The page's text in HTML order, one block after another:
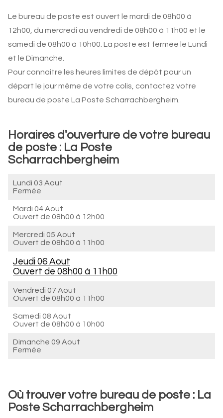
Le bureau de poste est ouvert le mardi de 08h00 à
12h00, du mercredi au vendredi de 08h00 à 11h00 et le
samedi de 08h00 à 10h00. La poste est fermée le Lundi
et le Dimanche.
Pour connaitre les heures limites de dépôt pour un
départ le jour même de votre colis, contactez votre
bureau de poste La Poste Scharrachbergheim.
Horaires d'ouverture de votre bureau
de poste : La Poste
Scharrachbergheim
Lundi 03 Aout
Fermée
Mardi 04 Aout
Ouvert de 08h00 à 12h00
Mercredi 05 Aout
Ouvert de 08h00 à 11h00
Jeudi 06 Aout
Ouvert de 08h00 à 11h00
Vendredi 07 Aout
Ouvert de 08h00 à 11h00
Samedi 08 Aout
Ouvert de 08h00 à 10h00
Dimanche 09 Aout
Fermée
Où trouver votre bureau de poste : La
Poste Scharrachbergheim